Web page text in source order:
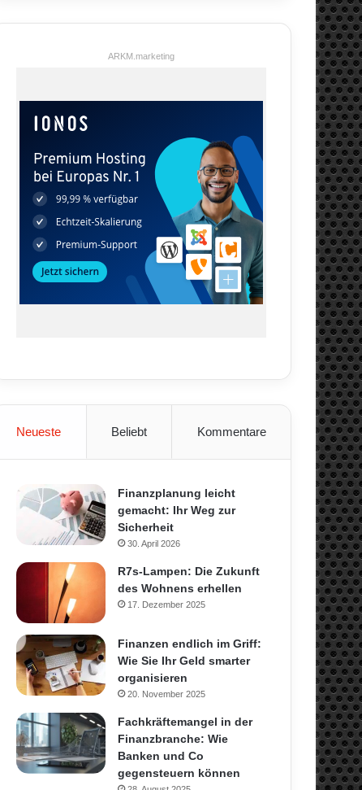
ARKM.marketing
Neueste Beliebt Kommentare
Finanzplanung leicht
gemacht: Ihr Weg zur
Sicherheit
30. April 2026
R7s-Lampen: Die Zukunft
des Wohnens erhellen
17. Dezember 2025
Finanzen endlich im Griff:
Wie Sie Ihr Geld smarter
organisieren
20. November 2025
Fachkräftemangel in der
Finanzbranche: Wie
Banken und Co
gegensteuern können